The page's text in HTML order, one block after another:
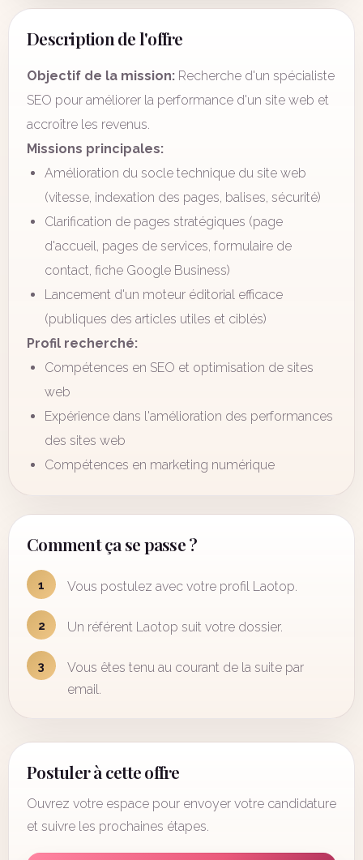
Description de l'offre
Objectif de la mission: Recherche d'un spécialiste
SEO pour améliorer la performance d'un site web et
accroître les revenus.
Missions principales:
Amélioration du socle technique du site web
(vitesse, indexation des pages, balises, sécurité)
Clarification de pages stratégiques (page
d'accueil, pages de services, formulaire de
contact, fiche Google Business)
Lancement d'un moteur éditorial efficace
(publiques des articles utiles et ciblés)
Profil recherché:
Compétences en SEO et optimisation de sites
web
Expérience dans l'amélioration des performances
des sites web
Compétences en marketing numérique
Comment ça se passe ?
1 Vous postulez avec votre profil Laotop.
2 Un référent Laotop suit votre dossier.
3
Vous êtes tenu au courant de la suite par
email.
Postuler à cette offre
Ouvrez votre espace pour envoyer votre candidature
et suivre les prochaines étapes.